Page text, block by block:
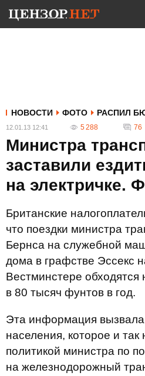
НОВОСТИ ФОТО РАСПИЛ
12.01.13 12:41 5 288 76
Министра
заставили
на электричке.
Британские
что поездки министра
Бернса на служебной
дома в графстве Эссекс
Вестминстере обходятся
в 80 тысяч фунтов в год.
Эта информация вызвала
населения, которое и так
политикой министра по
на железнодорожный